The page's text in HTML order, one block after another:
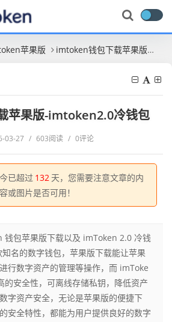
苹果版 imtoken钱包下载苹果版-imtoken2.0冷钱包
苹果版-imtoken2.0冷钱包
03-27 / 603阅读 / 0评论
已超过 132 天，您需要注意文章的内
容或图片是否可用！
钱包苹果版下载以及 imToken 2.0 冷钱
名的数字钱包，苹果版下载能让苹果
行数字资产的管理等操作，而 imToke
的安全性，可离线存储私钥，降低资产
字资产安全，无论是苹果版的便捷下
安全特性，都能为用户提供良好的数字